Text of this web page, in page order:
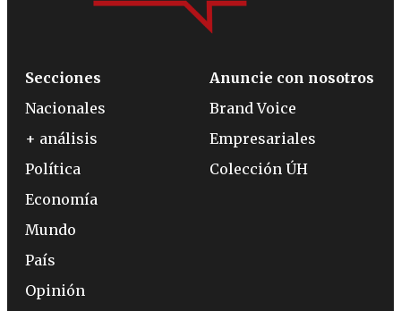
Secciones
Nacionales
+ análisis
Política
Economía
Mundo
País
Opinión
Anuncie con nosotros
Brand Voice
Empresariales
Colección ÚH